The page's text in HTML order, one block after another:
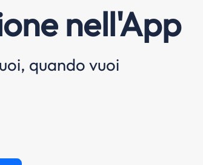
nell'App
quando vuoi